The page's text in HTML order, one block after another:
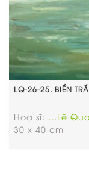
LQ-26-25. BIỂN
Hoạ sĩ: ...Lê
30 x 40 cm